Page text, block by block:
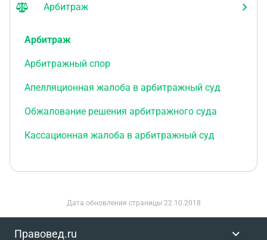
Арбитраж
Арбитраж
Арбитражный спор
Апелляционная жалоба в арбитражный суд
Обжалование решения арбитражного суда
Кассационная жалоба в арбитражный суд
Дата обновления страницы 22.10.2018
Правовед.ru